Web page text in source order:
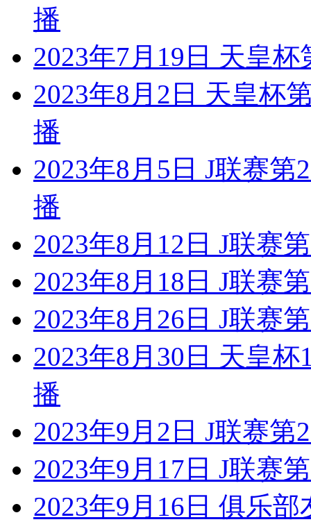
播
2023年7月19日 天皇
2023年8月2日 天皇杯
播
2023年8月5日 J联赛
播
2023年8月12日 J联赛
2023年8月18日 J联赛
2023年8月26日 J联赛
2023年8月30日 天皇
播
2023年9月2日 J联赛
2023年9月17日 J联赛
2023年9月16日 俱乐